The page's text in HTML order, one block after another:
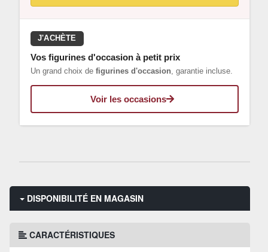
J'ACHÈTE
Vos figurines d'occasion à petit prix
Un grand choix de figurines d'occasion, garantie incluse.
Voir les occasions
DISPONIBILITÉ EN MAGASIN
CARACTÉRISTIQUES